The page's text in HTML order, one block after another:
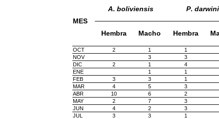
MES
A. boliviensis P. darwini
Hembra Macho Hembra
OCT 2 1
1
NOV
3
3
DIC
2 1
4
ENE
1
1
FEB
3 3
1
MAR
4 5
3
ABR
10 6
2
MAY
2 7
3
JUN
4 2
3
JUL
3 3
1